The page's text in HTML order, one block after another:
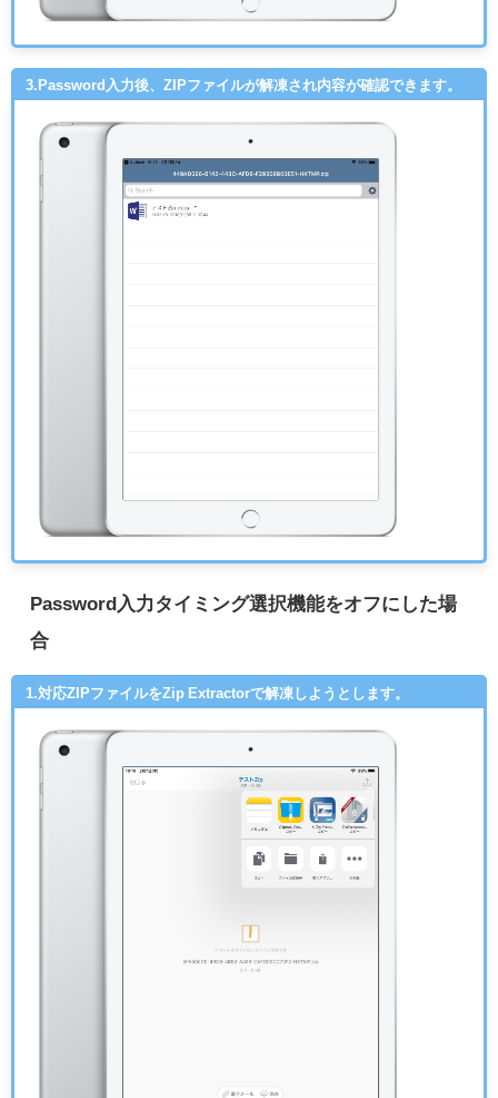
3.Password入力後、ZIPファイルが解凍され内容が確認できます。
Password入力タイミング選択機能をオフにした場
合
1.対応ZIPファイルをZip Extractorで解凍しようとします。